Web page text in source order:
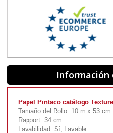
Información
Papel Pintado catálogo
Tamaño del Rollo: 10 m x 53 cm.
Rapport: 34 cm.
Lavabilidad: Sí, Lavable.